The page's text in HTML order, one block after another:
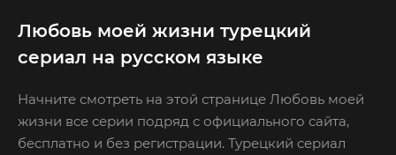
Любовь моей жизни турецкий
сериал на русском языке
Начните смотреть на этой странице Любовь моей
жизни все серии подряд с официального сайта,
бесплатно и без регистрации. Турецкий сериал